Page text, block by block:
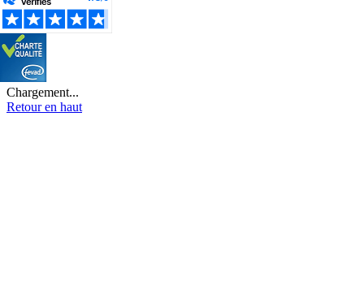
Chargement...
Retour en haut